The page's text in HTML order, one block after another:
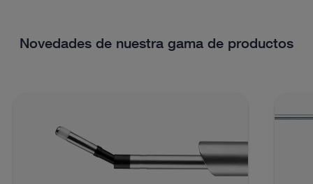
Novedades de nuestra gama de productos